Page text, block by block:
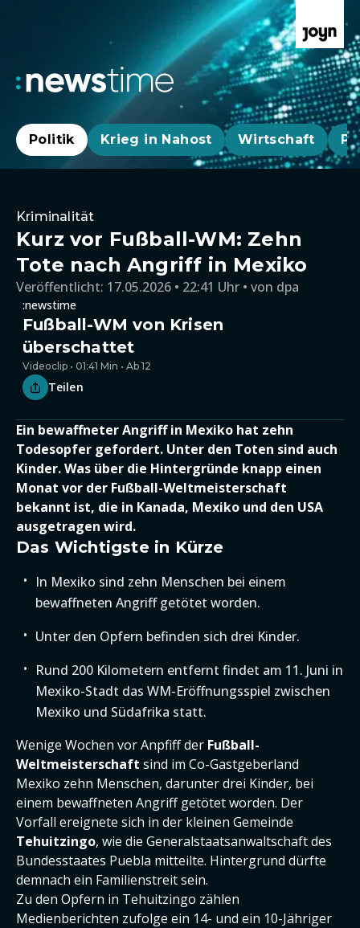
Politik Krieg in Nahost Wirtschaft
Kriminalität
Kurz vor Fußball-WM: Zehn
Tote nach Angriff in Mexiko
Veröffentlicht: 17.05.2026 • 22:41 Uhr von dpa
:newstime
Fußball-WM von Krisen
überschattet
Videoclip • 01:41 Min • Ab 12
Teilen
Ein bewaffneter Angriff in Mexiko hat zehn
Todesopfer gefordert. Unter den Toten sind auch
Kinder. Was über die Hintergründe knapp einen
Monat vor der Fußball-Weltmeisterschaft
bekannt ist, die in Kanada, Mexiko und den USA
ausgetragen wird.
Das Wichtigste in Kürze
In Mexiko sind zehn Menschen bei einem
bewaffneten Angriff getötet worden.
Unter den Opfern befinden sich drei Kinder.
Rund 200 Kilometern entfernt findet am 11. Juni in
Mexiko-Stadt das WM-Eröffnungsspiel zwischen
Mexiko und Südafrika statt.
Wenige Wochen vor Anpfiff der Fußball-
Weltmeisterschaft sind im Co-Gastgeberland
Mexiko zehn Menschen, darunter drei Kinder, bei
einem bewaffneten Angriff getötet worden. Der
Vorfall ereignete sich in der kleinen Gemeinde
Tehuitzingo, wie die Generalstaatsanwaltschaft des
Bundesstaates Puebla mitteilte. Hintergrund dürfte
demnach ein Familienstreit sein.
Zu den Opfern in Tehuitzingo zählen
Medienberichten zufolge ein 14- und ein 10-Jähriger